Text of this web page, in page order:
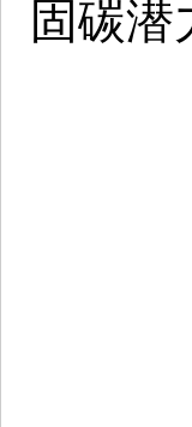
固碳潜